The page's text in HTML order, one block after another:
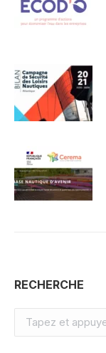
RECHERCHE